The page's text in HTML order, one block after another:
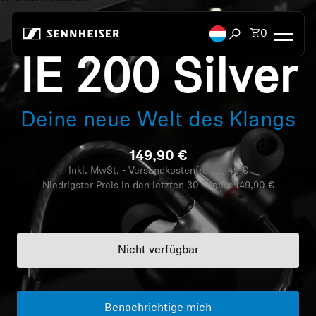
Suchfenster
Artikel im
0
Kopfhörer
Konnektivität
Verwendungszweck
Serie
Bluetooth Dongles
Empfohlene Kopfhörer
IE 200 Silver
Deine neue Welt des Klangs
149,90 €
Inkl. MwSt. - Versandkostenfrei ab 49 €
Niedrigster Preis in den letzten 30 Tagen: 149,90 €
Nicht verfügbar
Benachrichtige mich